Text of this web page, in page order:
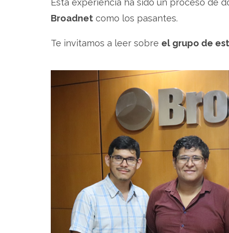
Esta experiencia ha sido un proceso de
Broadnet como los pasantes.
Te invitamos a leer sobre el grupo de